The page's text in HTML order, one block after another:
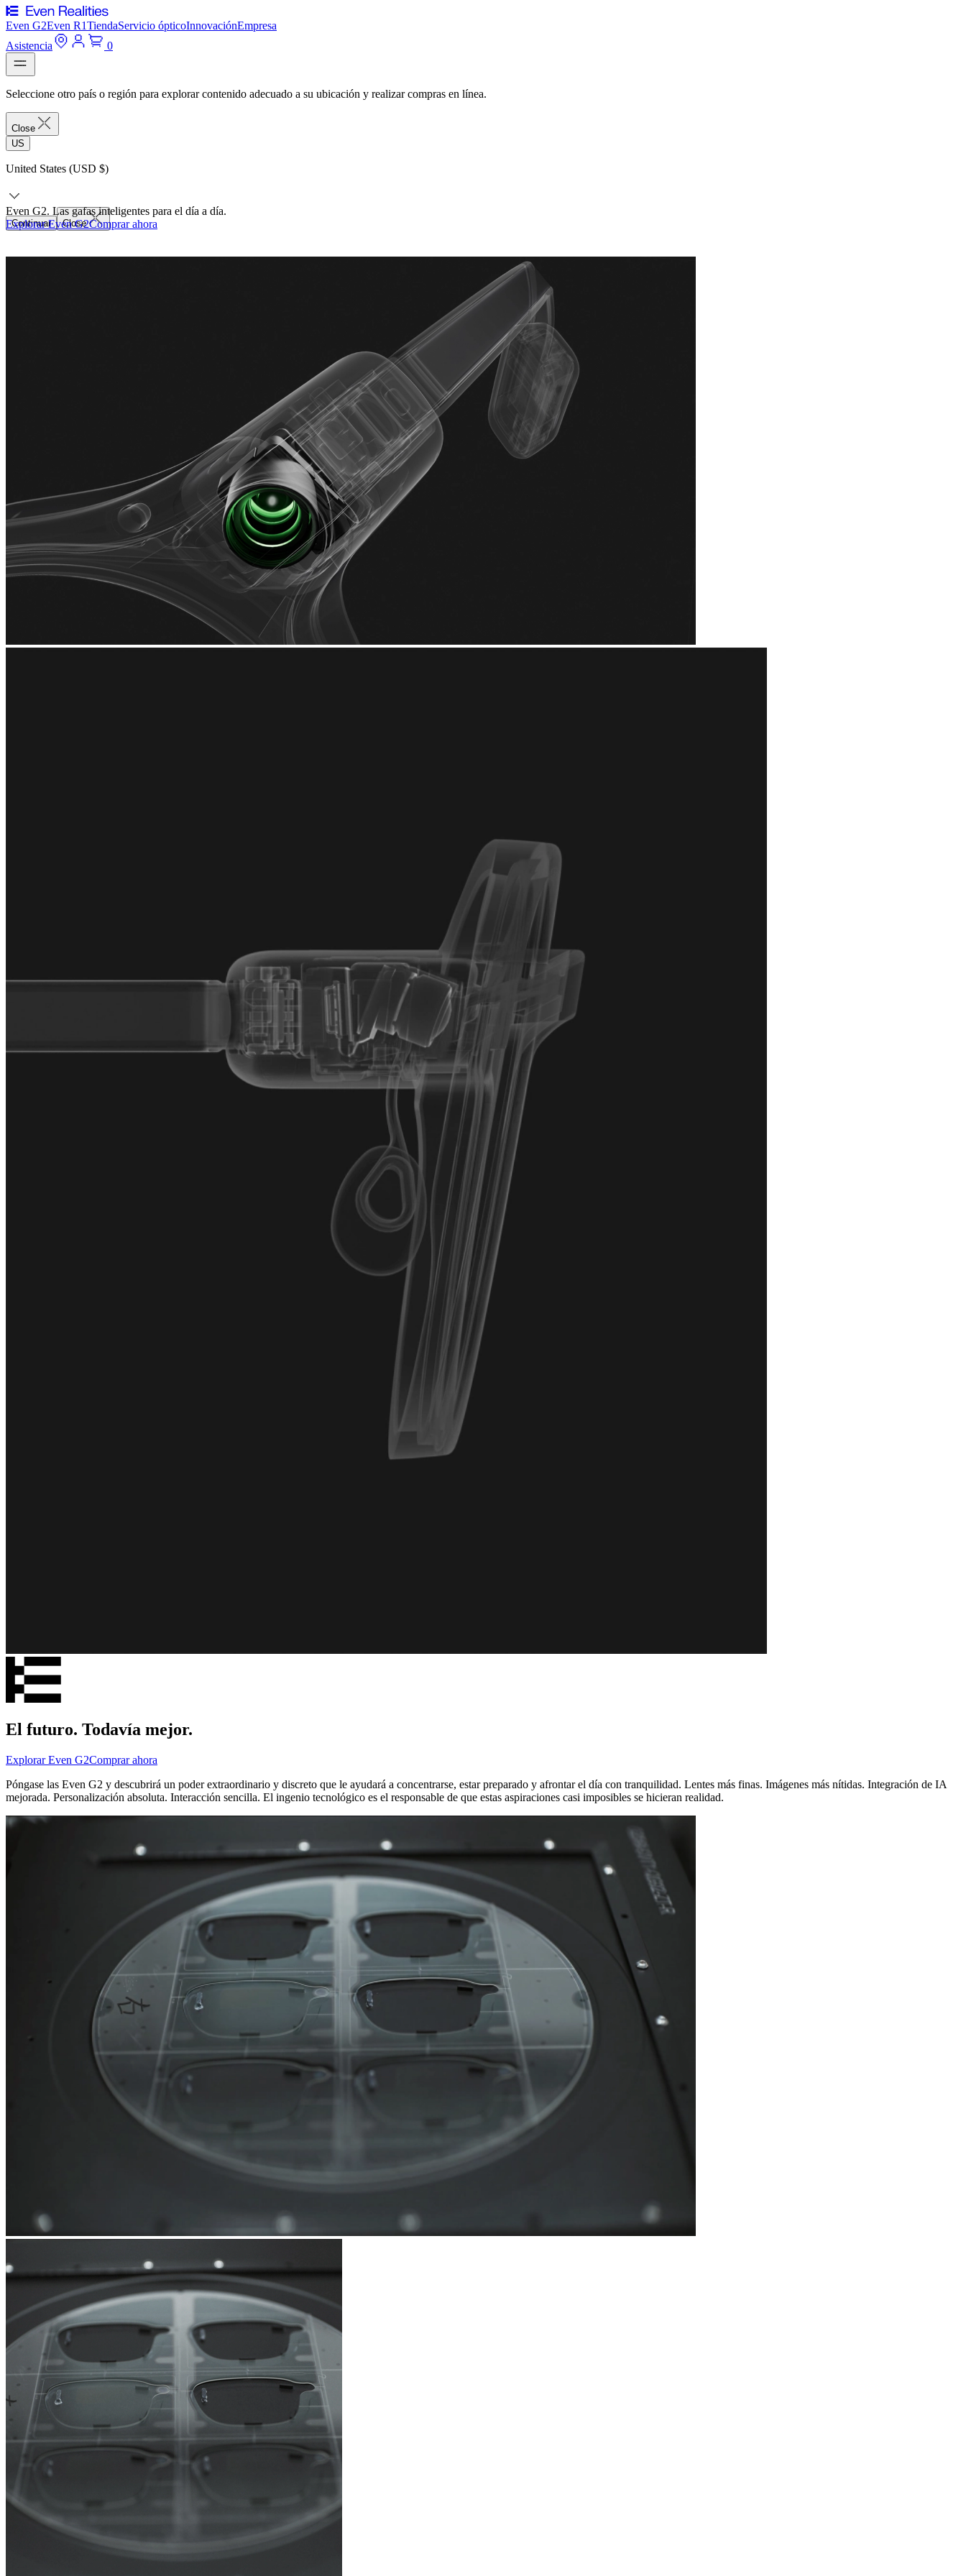
Even G2Even R1TiendaServicio ópticoInnovaciónEmpresa
Asistencia
0
Seleccione otro país o región para explorar contenido adecuado a su ubicación y realizar compras en línea.
Close
US
United States (USD $)
Continuar Close
Even G2. Las gafas inteligentes para el día a día.
Explorar Even G2Comprar ahora
El futuro. Todavía mejor.
Explorar Even G2Comprar ahora
Póngase las Even G2 y descubrirá un poder extraordinario y discreto que le ayudará a concentrarse, estar preparado y afrontar el día con tranquilidad. Lentes más finas. Imágenes más nítidas. Integración de IA
mejorada. Personalización absoluta. Interacción sencilla. El ingenio tecnológico es el responsable de que estas aspiraciones casi imposibles se hicieran realidad.